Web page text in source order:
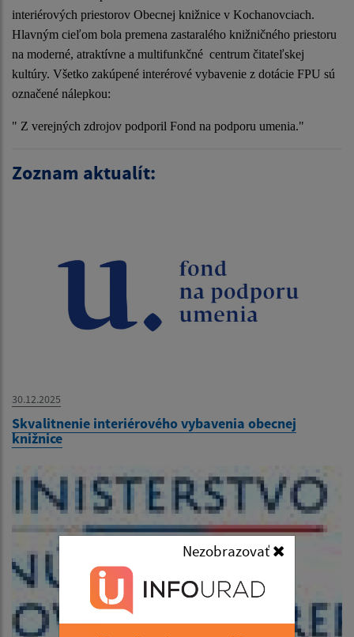
interiérových priestorov Obecnej knižnice v Kochanovciach.
Hlavným cieľom bola premena zastaralého knižničného priestoru
na moderné, atraktívne a multifunkčné centrum čitateľskej
kultúry. Všetko zakúpené interérové vybavenie z dotácie FPU sú
označené nálepkou:
" Z verejných zdrojov podporil Fond na podporu umenia."
Zoznam aktualít:
30.12.2025
Skvalitnenie interiérového vybavenia obecnej
knižnice
Nezobrazovať